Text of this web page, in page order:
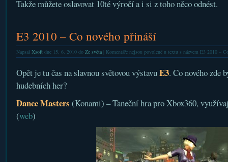
Takže můžete oslavovat 10té výročí a i si z toho něco odnést.
E3 2010 – Co nového přináší
Napsal Xsoftdne 15. 6. 2010 do Ze světa| Komentáře nejsou povolenéu textu s názvem E3 2010 –
Opět je tu čas na slavnou světovou výstavuE3. Co nového zde
hudebních her?
Dance Masters (Konami) – Taneční hra pro Xbox360,
(web)